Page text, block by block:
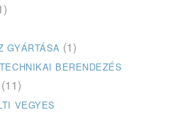
GYÁRTÁSA (1)
BERENDEZÉS
(11)
VEGYES